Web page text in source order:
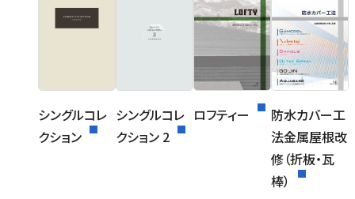
シングルコレ
クション
シングルコレ
クション 2
ロフティー
防水カバー工
法金属屋根改
修（折板・瓦
棒）